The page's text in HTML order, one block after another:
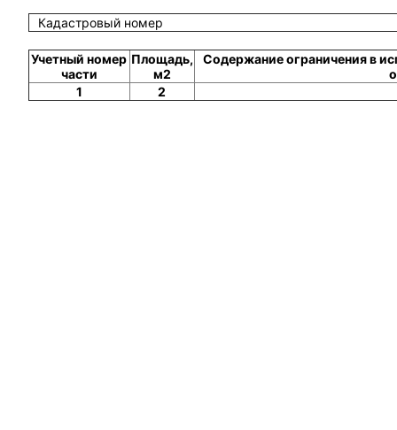
Кадастровый номер
Учетный номер
части
Площадь,
м2
Содержание ограничения в
1
2